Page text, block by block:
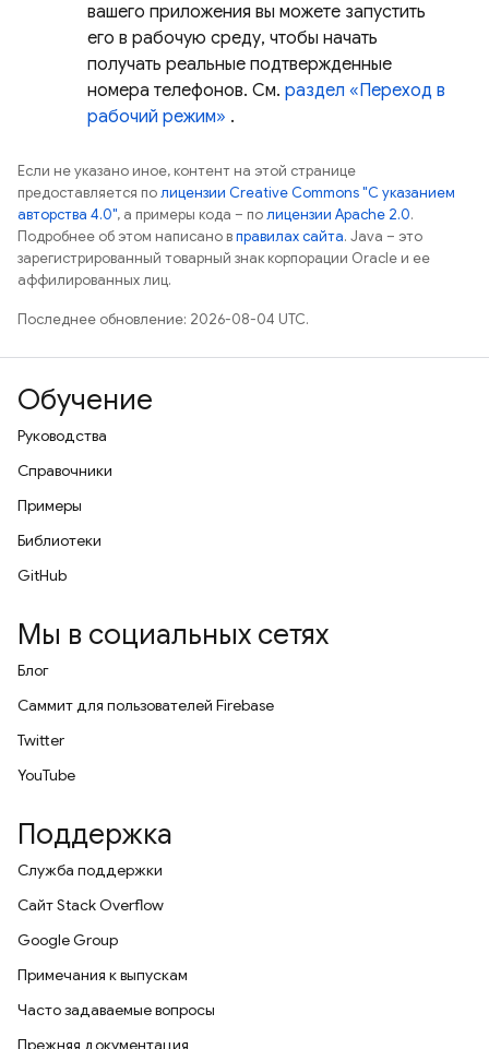
вашего приложения вы можете запустить
его в рабочую среду, чтобы начать
получать реальные подтвержденные
номера телефонов. См. раздел «Переход в
рабочий режим» .
Если не указано иное, контент на этой странице
предоставляется полицензии Creative Commons "С указанием
авторства 4.0", а примеры кода – полицензии Apache 2.0.
Подробнее об этом написано вправилах сайта. Java – это
зарегистрированный товарный знак корпорации Oracle и ее
аффилированных лиц.
Последнее обновление: 2026-08-04 UTC.
Обучение
Руководства
Справочники
Примеры
Библиотеки
GitHub
Мы в социальных сетях
Блог
Саммит для пользователей Firebase
Twitter
YouTube
Поддержка
Служба поддержки
Сайт Stack Overflow
Google Group
Примечания к выпускам
Часто задаваемые вопросы
Прежняя документация